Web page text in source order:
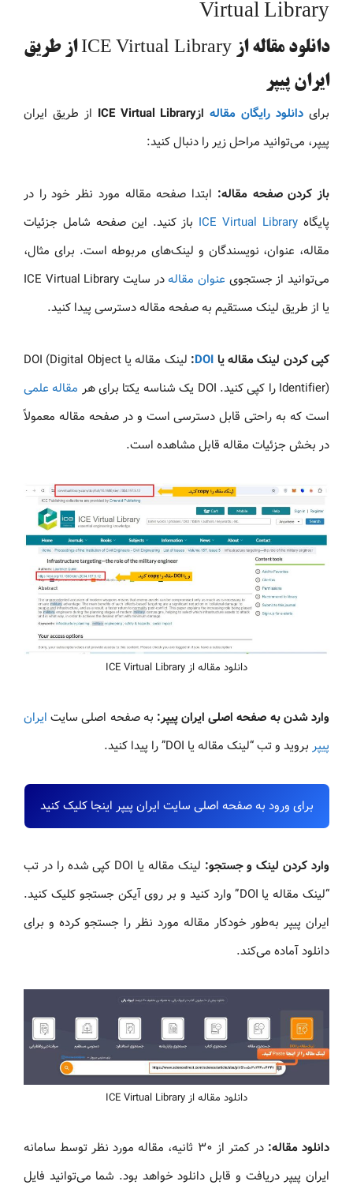
Virtual Library
دانلود مقاله از ICE Virtual Library از طریق
ایران پیپر
برای دانلود رایگان مقالهازICE Virtual Library
از طریق ایران
پیپر، می‌توانید مراحل زیر را دنبال کنید:
باز کردن صفحه مقاله: ابتدا صفحه مقاله مورد نظر خود را در
پایگاه ICE Virtual Library باز کنید. این صفحه شامل جزئیات
مقاله، عنوان، نویسندگان و لینک‌های مربوطه است. برای مثال،
می‌توانید از جستجوی عنوان مقاله
در سایت ICE Virtual Library
یا از طریق لینک مستقیم به صفحه مقاله دسترسی پیدا کنید.
کپی کردن لینک مقاله یا DOI
:
لینک مقاله یا DOI (Digital Object
Identifier) را کپی کنید. DOI یک شناسه یکتا برای هر
مقاله علمی
است که به راحتی قابل دسترسی است و در صفحه مقاله معمولاً
در بخش جزئیات مقاله قابل مشاهده است.
دانلود مقاله از ICE Virtual Library
وارد شدن به صفحه اصلی ایران پیپر: به صفحه اصلی سایت ایران
پیپر بروید و تب “لینک مقاله یا DOI” را پیدا کنید.
برای ورود به صفحه اصلی سایت ایران پیپر اینجا کلیک کنید
وارد کردن لینک و جستجو:
لینک مقاله یا DOI کپی شده را در تب
“لینک مقاله یا DOI” وارد کنید و بر روی آیکن جستجو کلیک کنید.
ایران پیپر به‌طور خودکار مقاله مورد نظر را جستجو کرده و برای
دانلود آماده می‌کند.
دانلود مقاله از ICE Virtual Library
دانلود مقاله:
در کمتر از ۳۰ ثانیه، مقاله مورد نظر توسط سامانه
ایران پیپر دریافت و قابل دانلود خواهد بود. شما می‌توانید فایل